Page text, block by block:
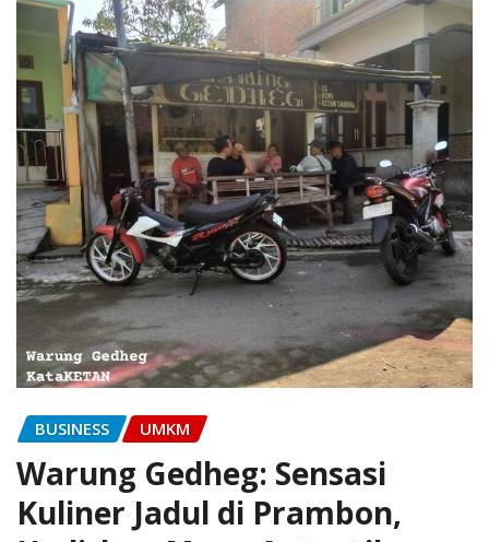
BUSINESS UMKM
Warung Gedheg: Sensasi
Kuliner Jadul di Prambon,